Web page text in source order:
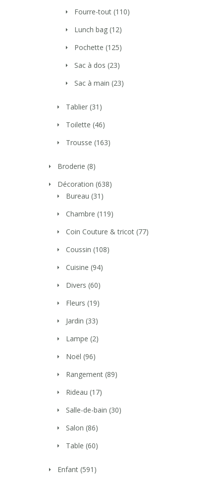
Fourre-tout (110)
Lunch bag (12)
Pochette (125)
Sac à dos (23)
Sac à main (23)
Tablier (31)
Toilette (46)
Trousse (163)
Broderie (8)
Décoration (638)
Bureau (31)
Chambre (119)
Coin Couture & tricot (77)
Coussin (108)
Cuisine (94)
Divers (60)
Fleurs (19)
Jardin (33)
Lampe (2)
Noël (96)
Rangement (89)
Rideau (17)
Salle-de-bain (30)
Salon (86)
Table (60)
Enfant (591)